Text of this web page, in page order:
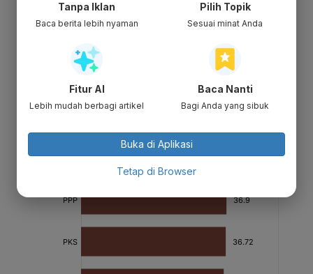
Tanpa Iklan
Baca berita lebih nyaman
Pilih Topik
Sesuai minat Anda
Fitur AI
Lebih mudah berbagi artikel
Baca Nanti
Bagi Anda yang sibuk
Buka di Aplikasi
Tetap di Browser